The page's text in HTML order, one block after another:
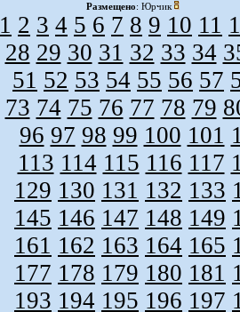
Размещено: Юрчик
1 2 3 4 5 6 7 8 9 10 11
28 29 30 31 32 33 34
51 52 53 54 55 56 57
73 74 75 76 77 78 79
96 97 98 99 100 101
113 114 115 116 117
129 130 131 132 133
145 146 147 148 149
161 162 163 164 165
177 178 179 180 181
193 194 195 196 197